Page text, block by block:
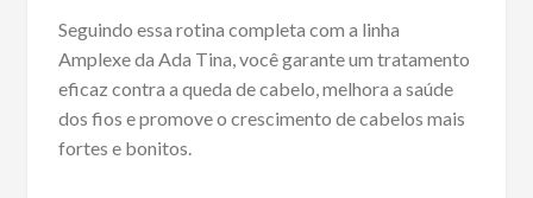
Seguindo essa rotina completa com a linha
Amplexe da Ada Tina, você garante um tratamento
eficaz contra a queda de cabelo, melhora a saúde
dos fios e promove o crescimento de cabelos mais
fortes e bonitos.